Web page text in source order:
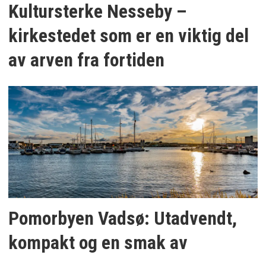
Kultursterke Nesseby –
kirkestedet som er en viktig del
av arven fra fortiden
Pomorbyen Vadsø: Utadvendt,
kompakt og en smak av